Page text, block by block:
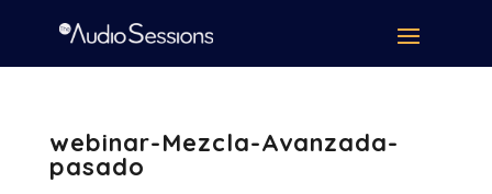
webinar-Mezcla-Avanzada-
pasado